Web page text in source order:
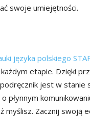
swoje umiejętności.
języka polskiego
etapie. Dzięki
jest w
płynnym
myślisz. Zacznij swoją